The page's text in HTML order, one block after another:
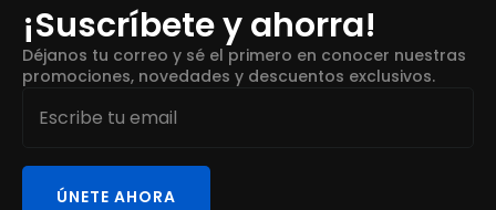
¡Suscríbete y ahorra!
Déjanos tu correo y sé el primero en conocer nuestras
promociones, novedades y descuentos exclusivos.
Email
ÚNETE AHORA